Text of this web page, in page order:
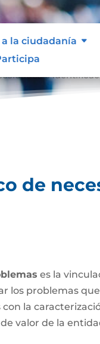
la ciudadanía
e
de
es la
los problemas
la
valor de la